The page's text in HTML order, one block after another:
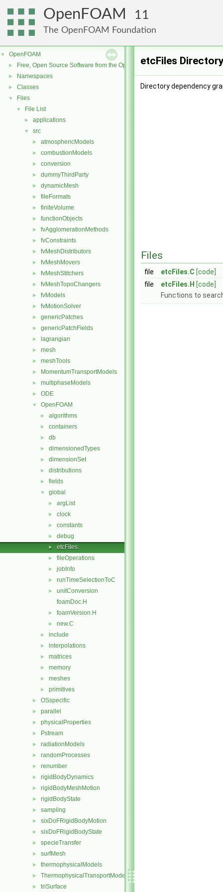
OpenFOAM 11
The OpenFOAM Foundation
▼ OpenFOAM
► Free, Open Source Software from the OpenFOAM Foundation
► Namespaces
► Classes
▼ Files
▼ File List
► applications
▼ src
► atmosphericModels
► combustionModels
► conversion
► dummyThirdParty
► dynamicMesh
► fileFormats
► finiteVolume
► functionObjects
► fvAgglomerationMethods
► fvConstraints
► fvMeshDistributors
► fvMeshMovers
► fvMeshStitchers
► fvMeshTopoChangers
► fvModels
► fvMotionSolver
► genericPatches
► genericPatchFields
► lagrangian
► mesh
► meshTools
► MomentumTransportModels
► multiphaseModels
► ODE
▼ OpenFOAM
► algorithms
► containers
► db
► dimensionedTypes
► dimensionSet
► distributions
► fields
▼ global
► argList
► clock
► constants
► debug
► etcFiles
► fileOperations
► jobInfo
► runTimeSelectionToC
►
unitConversion
foamDoc.H
► foamVersion.H
► new.C
► include
► interpolations
► matrices
► memory
► meshes
► primitives
► OSspecific
► parallel
► physicalProperties
► Pstream
► radiationModels
► randomProcesses
► renumber
► rigidBodyDynamics
► rigidBodyMeshMotion
► rigidBodyState
► sampling
► sixDoFRigidBodyMotion
► sixDoFRigidBodyState
► specieTransfer
► surfMesh
► thermophysicalModels
► ThermophysicalTransportModels
► triSurface
etcFiles
Directory dependency
Files
file etcFiles.C [code]
file
etcFiles.H [code]
Functions to